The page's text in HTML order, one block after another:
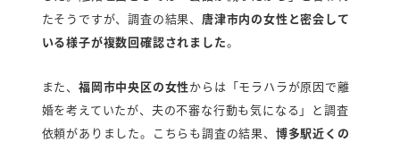
たそうですが、調査の結果、 唐津市内の女性と密会して
いる様子が複数回確認されました。
また、 福岡市中央区の女性からは「モラハラが原因で離
婚を考えていたが、夫の不審な行動も気になる」と調査
依頼がありました。こちらも調査の結果、 博多駅近くの